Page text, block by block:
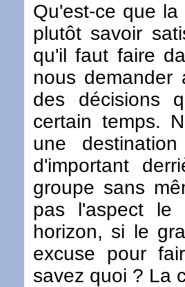
Qu'est-ce que
plutôt savoir
qu'il faut faire
nous demander
des décisions
certain temps.
une
d'important
groupe sans
pas l'aspect le
horizon, si le
excuse pour
savez quoi ? La